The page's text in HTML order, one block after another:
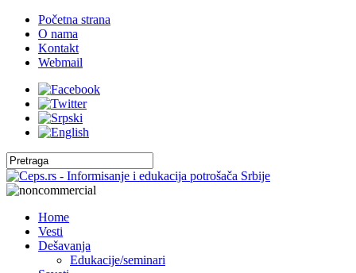
Početna strana
O nama
Kontakt
Webmail
Home
Vesti
Dešavanja
Edukacije/seminari